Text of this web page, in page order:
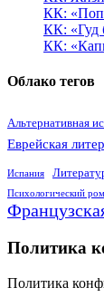
КК:
КК: «Гуд
КК:
Облако тегов
Альтернативная
Еврейская
Испания
Психологический
Политика
Политика